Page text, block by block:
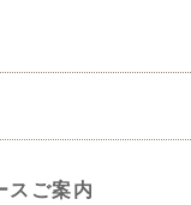
スご案内